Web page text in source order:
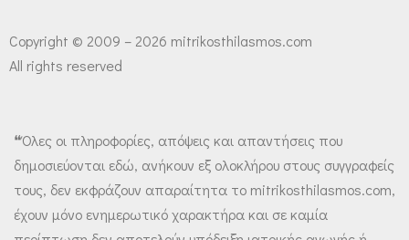
Copyright © 2009 – 2026 mitrikosthilasmos.com
All rights reserved
❝Όλες οι πληροφορίες, απόψεις και απαντήσεις που
δημοσιεύονται εδώ, ανήκουν εξ ολοκλήρου στους συγγραφείς
τους, δεν εκφράζουν απαραίτητα το mitrikosthilasmos.com,
έχουν μόνο ενημερωτικό χαρακτήρα και σε καμία